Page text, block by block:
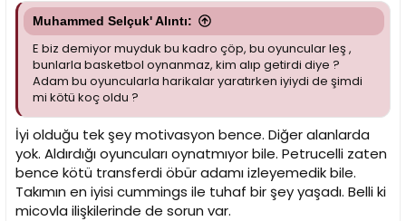
Muhammed Selçuk' Alıntı:
E biz demiyor muyduk bu kadro çöp, bu oyuncular leş ,
bunlarla basketbol oynanmaz, kim alıp getirdi diye ?
Adam bu oyuncularla harikalar yaratırken iyiydi de şimdi
mi kötü koç oldu ?
İyi olduğu tek şey motivasyon bence. Diğer alanlarda
yok. Aldırdığı oyuncuları oynatmıyor bile. Petrucelli zaten
bence kötü transferdi öbür adamı izleyemedik bile.
Takımın en iyisi cummings ile tuhaf bir şey yaşadı. Belli ki
micovla ilişkilerinde de sorun var.